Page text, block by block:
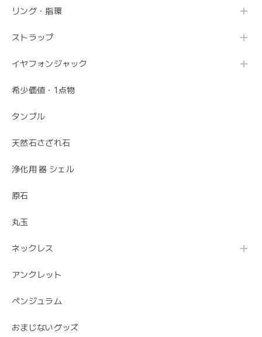
リング・指環
ストラップ
イヤフォンジャック
希少価値・1点物
タンブル
天然石さざれ石
浄化用 器 シェル
原石
丸玉
ネックレス
アンクレット
ペンジュラム
おまじないグッズ